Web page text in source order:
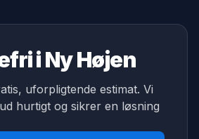
i Ny Højen
uforpligtende estimat. Vi
hurtigt og sikrer en løsning